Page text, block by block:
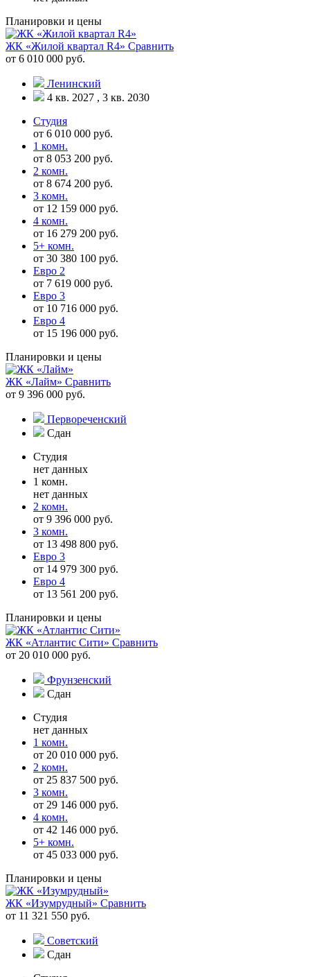
Планировки и цены
ЖК «Жилой квартал R4» Сравнить
от 6 010 000 руб.
Ленинский
4 кв. 2027 , 3 кв. 2030
Студия
от 6 010 000 руб.
1 комн.
от 8 053 200 руб.
2 комн.
от 8 674 200 руб.
3 комн.
от 12 159 000 руб.
4 комн.
от 16 279 200 руб.
5+ комн.
от 30 380 100 руб.
Евро 2
от 7 619 000 руб.
Евро 3
от 10 716 000 руб.
Евро 4
от 15 196 000 руб.
Планировки и цены
ЖК «Лайм» Сравнить
от 9 396 000 руб.
Первореченский
Сдан
Студия
нет данных
1 комн.
нет данных
2 комн.
от 9 396 000 руб.
3 комн.
от 13 498 800 руб.
Евро 3
от 14 979 300 руб.
Евро 4
от 13 561 200 руб.
Планировки и цены
ЖК «Атлантис Сити» Сравнить
от 20 010 000 руб.
Фрунзенский
Сдан
Студия
нет данных
1 комн.
от 20 010 000 руб.
2 комн.
от 25 837 500 руб.
3 комн.
от 29 146 000 руб.
4 комн.
от 42 146 000 руб.
5+ комн.
от 45 033 000 руб.
Планировки и цены
ЖК «Изумрудный» Сравнить
от 11 321 550 руб.
Советский
Сдан